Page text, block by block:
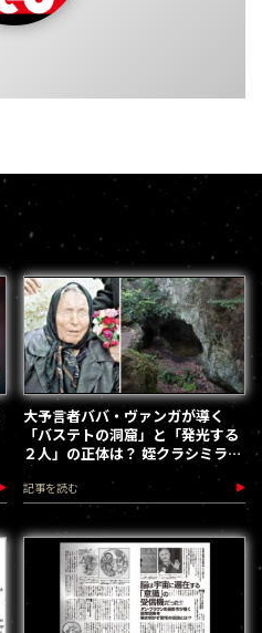
大予言者ババ・ヴァンガが導く
「バステトの洞窟」と「発光する
２人」の正体は？ 姪クラシミラが
追う古代ミステリー予言
記事を読む